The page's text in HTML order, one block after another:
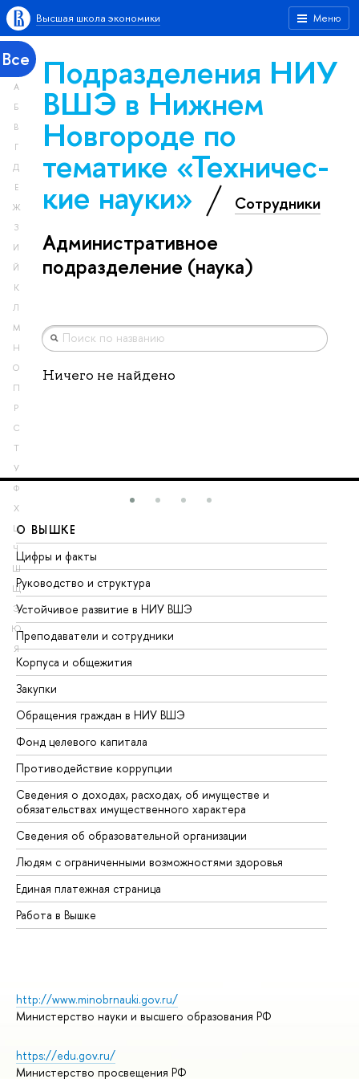
Меню
Высшая школа экономики
Все
А
Б
В
Г
Д
Е
Ж
З
И
Й
К
Л
М
Н
О
П
Р
С
Т
У
Ф
Х
Ц
Ч
Ш
Щ
Э
Ю
Я
Подразделения НИУ
ВШЭ в Нижнем
Новгороде по
тематике «Тех­ничес­
кие науки» Сотрудники
Административное
подразделение (наука)
Ничего не найдено
О ВЫШКЕ
Цифры и факты
Руководство и структура
Устойчивое развитие в НИУ ВШЭ
Преподаватели и сотрудники
Корпуса и общежития
Закупки
Обращения граждан в НИУ ВШЭ
Фонд целевого капитала
Противодействие коррупции
Сведения о доходах, расходах, об имуществе и
обязательствах имущественного характера
Сведения об образовательной организации
Людям с ограниченными возможностями здоровья
Единая платежная страница
Работа в Вышке
http://www.minobrnauki.gov.ru/
Министерство науки и высшего образования РФ
https://edu.gov.ru/
Министерство просвещения РФ